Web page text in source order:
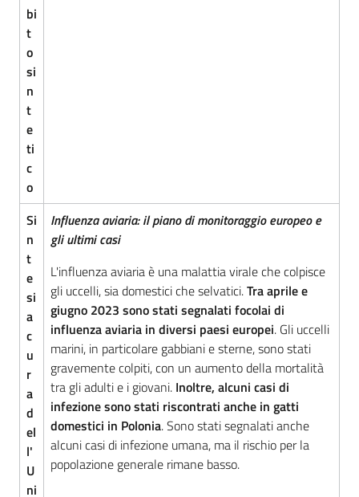
Regione
Novità
Servizi
Leggi Atti Bandi
Argomenti
bi
t
o
si
n
t
e
ti
c
o
Si
n
t
e
si
a
c
u
r
a
d
el
l'
U
ni
Influenza aviaria: il piano di monitoraggio europeo e
gli ultimi casi
L'influenza aviaria è una malattia virale che colpisce
gli uccelli, sia domestici che selvatici.Tra aprile e
giugno 2023 sono stati segnalati focolai di
influenza aviaria in diversi paesi europei. Gli uccelli
marini, in particolare gabbiani e sterne, sono stati
gravemente colpiti, con un aumento della mortalità
tra gli adulti e i giovani. Inoltre, alcuni casi di
infezione sono stati riscontrati anche in gatti
domestici in Polonia. Sono stati segnalati anche
alcuni casi di infezione umana, ma il rischio per la
popolazione generale rimane basso.